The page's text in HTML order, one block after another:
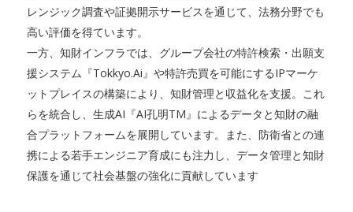
レンジック調査や証拠開示サービスを通じて、法務分野でも
高い評価を得ています。
一方、知財インフラでは、グループ会社の特許検索・出願支
援システム『Tokkyo.Ai』や特許売買を可能にするIPマーケ
ットプレイスの構築により、知財管理と収益化を支援。これ
らを統合し、生成AI『AI孔明TM』によるデータと知財の融
合プラットフォームを展開しています。また、防衛省との連
携による若手エンジニア育成にも注力し、データ管理と知財
保護を通じて社会基盤の強化に貢献しています